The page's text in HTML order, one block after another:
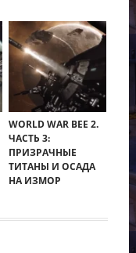
WORLD WAR BEE 2.
ЧАСТЬ 3:
ПРИЗРАЧНЫЕ
ТИТАНЫ И ОСАДА
НА ИЗМОР